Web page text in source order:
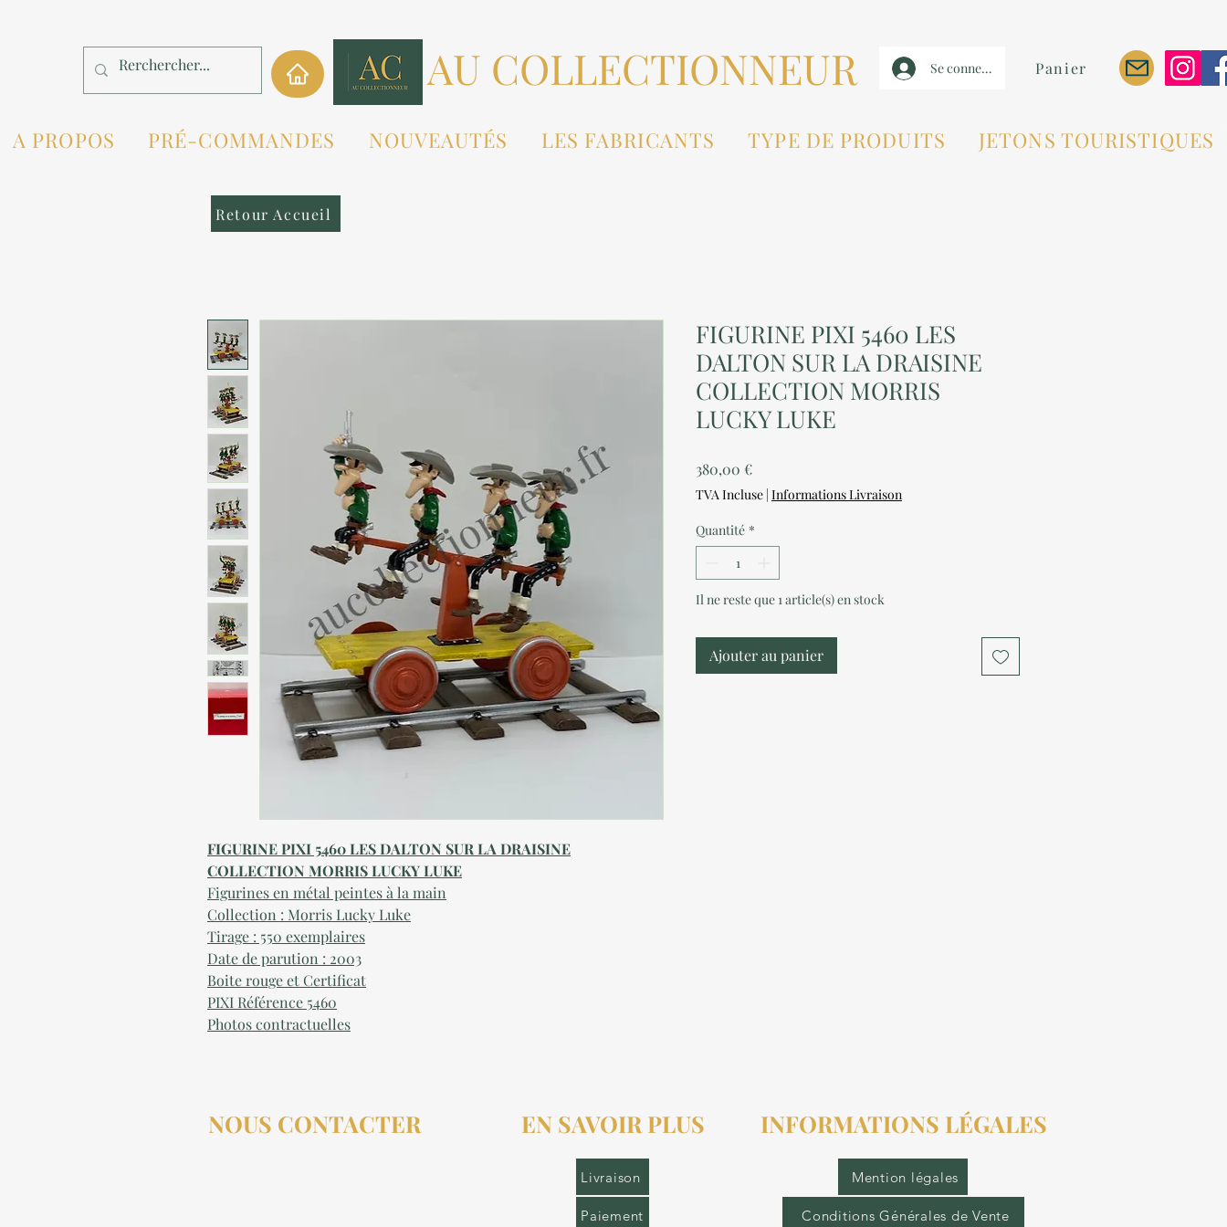
AU COLLECTIONNEUR Se connecter Panier
A PROPOS PRÉ-COMMANDES NOUVEAUTÉS LES FABRICANTS TYPE DE PRODUITS JETONS TOURISTIQUES
FIGURINE PIXI 5460 LES DALTON SUR LA DRAISINE
COLLECTION MORRIS LUCKY LUKE
Figurines en métal peintes à la main
Collection : Morris Lucky Luke
Tirage : 550 exemplaires
Date de parution : 2003
Boite rouge et Certificat
PIXI Référence 5460
Photos contractuelles
FIGURINE PIXI 5460 LES
DALTON SUR LA DRAISINE
COLLECTION MORRIS
LUCKY LUKE
380,00 €Prix
TVA Incluse | Informations Livraison
Quantité *
Il ne reste que 1 article(s) en stock
Ajouter au panier
Retour Accueil
NOUS CONTACTER EN SAVOIR PLUS
Livraison
Paiement
INFORMATIONS LÉGALES
Mention légales
Conditions Générales de Vente